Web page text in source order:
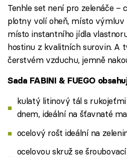
Tenhle set není pro zelenáče –
plotny volí oheň, místo
místo instantního jídla
hostinu z kvalitních surovin. A
čerstvém vzduchu, jemně
Sada FABINI & FUEGO
kulatý litinový tál s
dnem, ideální na šťavnaté
ocelový rošt ideální na
ocelovou skruž se